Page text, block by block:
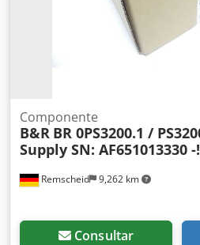
Remscheid 9,262 km
Componente
B&R BR 0PS3200.1 /
Supply SN: AF651013330 -
Consultar